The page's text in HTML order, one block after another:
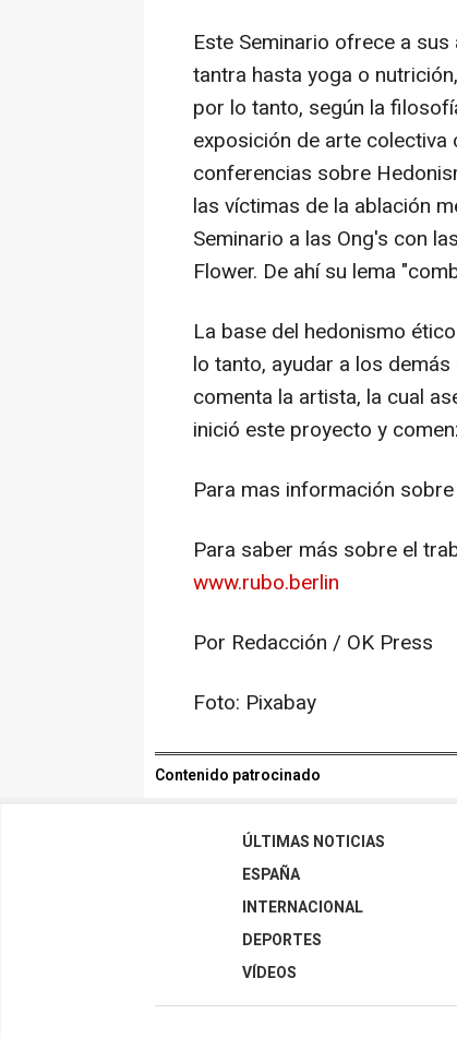
Este Seminario ofrece a
tantra hasta yoga o
por lo tanto, según la
exposición de arte colectiva
conferencias sobre
las víctimas de la ablación
Seminario a las Ong's con
Flower. De ahí su lema
La base del hedonismo
lo tanto, ayudar a los
comenta la artista, la cual
inició este proyecto y
Para mas información
Para saber más sobre el
www.rubo.berlin
Por Redacción / OK Press
Foto: Pixabay
Contenido patrocinado
ÚLTIMAS NOTICIAS
ESPAÑA
INTERNACIONAL
DEPORTES
VÍDEOS